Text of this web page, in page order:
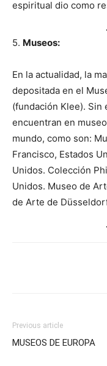
espiritual dio como
5. Museos:
En la actualidad, la
depositada en el
(fundación Klee). Sin
encuentran en
mundo, como son:
Francisco, Estados
Unidos. Colección
Unidos. Museo de
de Arte de
Previous article
MUSEOS DE EUROPA